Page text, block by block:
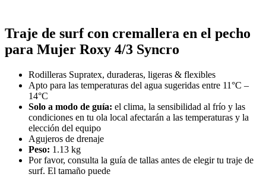
Traje de surf con cremallera en el pecho
para Mujer Roxy 4/3 Syncro
Rodilleras Supratex, duraderas, ligeras & flexibles
Apto para las temperaturas del agua sugeridas entre 11°C –
14°C
Solo a modo de guía: el clima, la sensibilidad al frío y las
condiciones en tu ola local afectarán a las temperaturas y la
elección del equipo
Agujeros de drenaje
Peso: 1.13 kg
Por favor, consulta la guía de tallas antes de elegir tu traje de
surf. El tamaño puede